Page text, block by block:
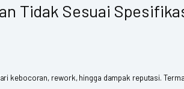
Tidak Sesuai
rework, hingga dampak reputasi.